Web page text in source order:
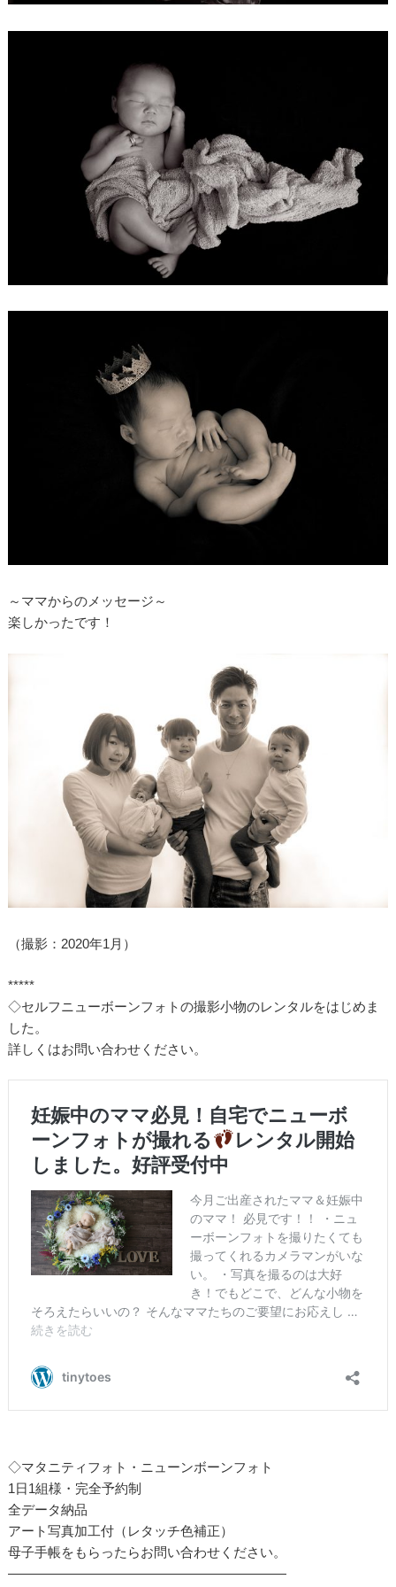
～ママからのメッセージ～
楽しかったです！
（撮影：2020年1月）
*****
◇セルフニューボーンフォトの撮影小物のレンタルをはじめま
した。
詳しくはお問い合わせください。
◇マタニティフォト・ニューンボーンフォト
1日1組様・完全予約制
全データ納品
アート写真加工付（レタッチ色補正）
母子手帳をもらったらお問い合わせください。
—————————————————————